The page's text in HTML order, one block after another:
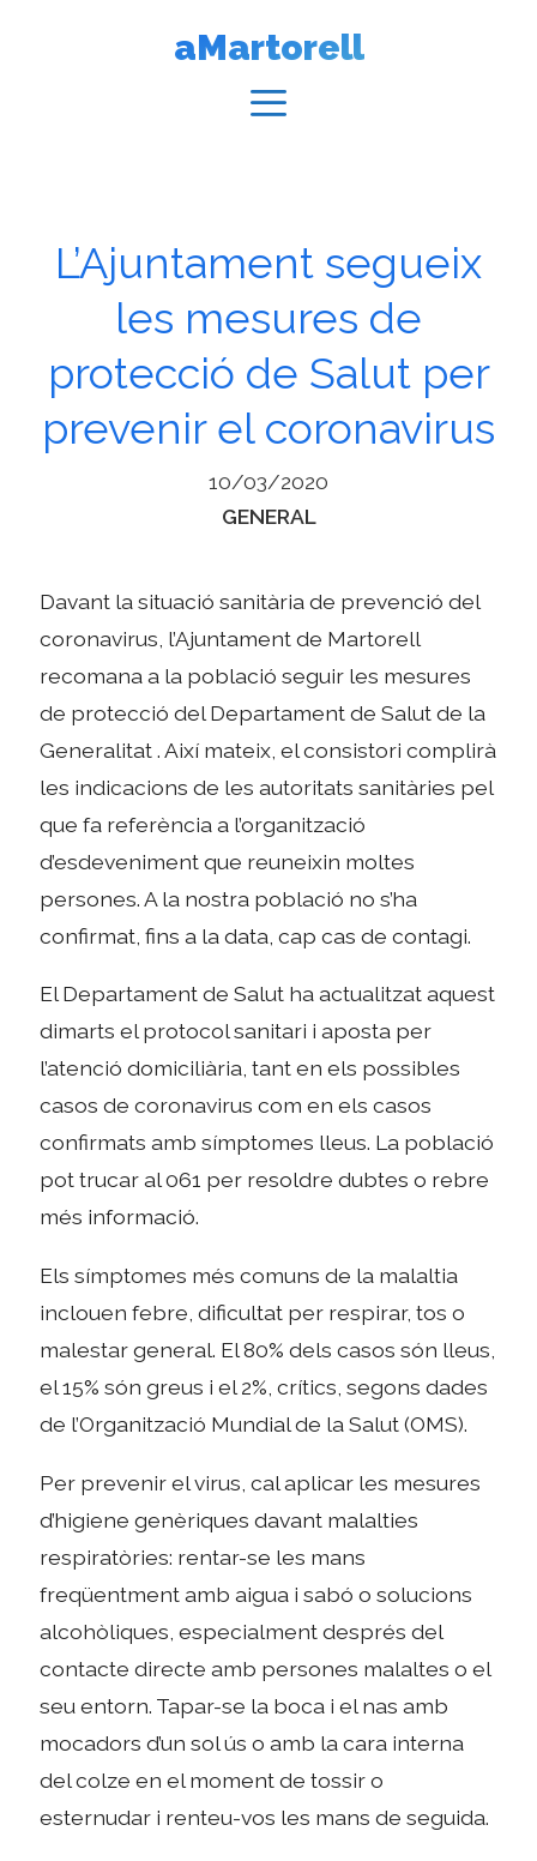
aMartorell
L’Ajuntament segueix
les mesures de
protecció de Salut per
prevenir el coronavirus
10/03/2020
Categories
GENERAL
Davant la situació sanitària de prevenció del
coronavirus, l’Ajuntament de Martorell
recomana a la població seguir les mesures
de protecció del Departament de Salut de la
Generalitat . Així mateix, el consistori complirà
les indicacions de les autoritats sanitàries pel
que fa referència a l’organització
d’esdeveniment que reuneixin moltes
persones. A la nostra població no s’ha
confirmat, fins a la data, cap cas de contagi.
El Departament de Salut ha actualitzat aquest
dimarts el protocol sanitari i aposta per
l’atenció domiciliària, tant en els possibles
casos de coronavirus com en els casos
confirmats amb símptomes lleus. La població
pot trucar al 061 per resoldre dubtes o rebre
més informació.
Els símptomes més comuns de la malaltia
inclouen febre, dificultat per respirar, tos o
malestar general. El 80% dels casos són lleus,
el 15% són greus i el 2%, crítics, segons dades
de l’Organització Mundial de la Salut (OMS).
Per prevenir el virus, cal aplicar les mesures
d’higiene genèriques davant malalties
respiratòries: rentar-se les mans
freqüentment amb aigua i sabó o solucions
alcohòliques, especialment després del
contacte directe amb persones malaltes o el
seu entorn. Tapar-se la boca i el nas amb
mocadors d’un sol ús o amb la cara interna
del colze en el moment de tossir o
esternudar i renteu-vos les mans de seguida.